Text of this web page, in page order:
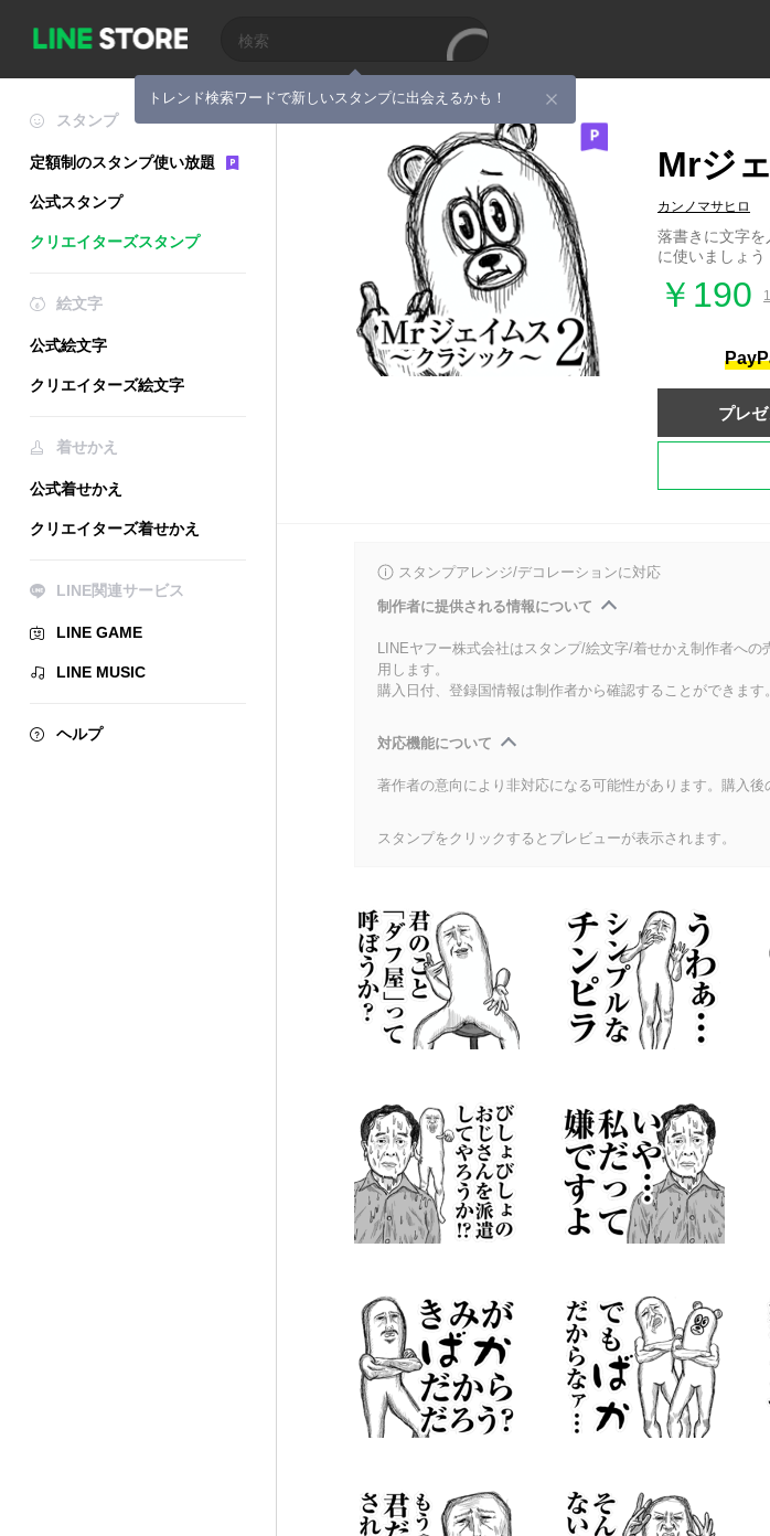
トレンド検索ワードで新しいスタンプに出会えるかも！
スタンプ
定額制のスタンプ使い放題
公式スタンプ
クリエイターズスタンプ
絵文字
公式絵文字
クリエイターズ絵文字
着せかえ
公式着せかえ
クリエイターズ着せかえ
LINE関連サービス
LINE GAME
LINE MUSIC
ヘルプ
Mrジ
カンノマサヒロ
落書きに文字
に使いましょう
￥190
プレ
スタンプアレンジ/デコレーションに対応
制作者に提供される情報について
LINEヤフー株式会社はスタンプ/絵文字/着せかえ制作者へ
用します。
購入日付、登録国情報は制作者から確認することができま
対応機能について
著作者の意向により非対応になる可能性があります。購入後
スタンプをクリックするとプレビューが表示されます。